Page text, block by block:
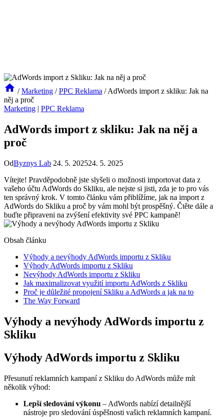
/ Marketing / PPC Reklama / AdWords import z skliku: Jak na
něj a proč
Marketing | PPC Reklama
AdWords import z skliku: Jak na něj a
proč
OdByznys Lab 24. 5. 202524. 5. 2025
Vítejte! Pravděpodobně jste slyšeli o možnosti importovat data z
vašeho účtu AdWords do Skliku, ale nejste si jisti, zda je to pro vás
ten správný krok. V tomto článku vám přiblížíme, jak na import z
AdWords do Skliku a proč by vám mohl být prospěšný. Čtěte dále a
buďte připraveni na zvýšení efektivity své PPC kampaně!
Obsah článku
Výhody a nevýhody AdWords importu z Skliku
Výhody AdWords importu z Skliku
Nevýhody AdWords importu z Skliku
Jak maximalizovat využití importu AdWords z Skliku
Proč je důležité propojení Skliku a AdWords a jak na to
The Way Forward
Výhody a nevýhody AdWords importu z
Skliku
Výhody AdWords importu z Skliku
Přesunutí reklamních kampaní z Skliku do AdWords může mít
několik výhod:
Lepší sledování výkonu – AdWords nabízí detailnější
nástroje pro sledování úspěšnosti vašich reklamních kampaní.